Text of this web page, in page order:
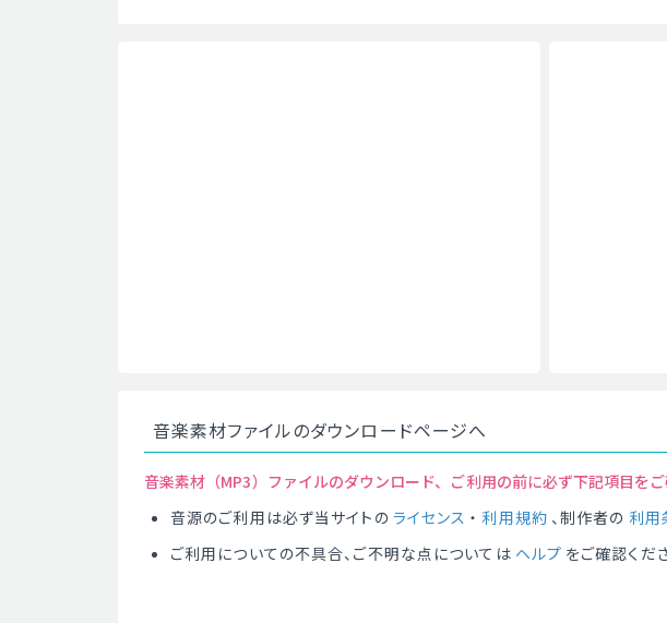
音楽素材ファイルのダウンロードページへ
音楽素材（MP3）ファイルのダウンロード、ご利用の前に必ず下記項目をご
音源のご利用は必ず当サイトの ライセンス ・ 利用規約 、制作者の 利用
ご利用についての不具合、ご不明な点については ヘルプ をご確認くだ